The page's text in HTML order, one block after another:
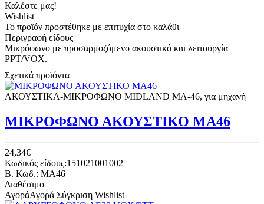
Καλέστε μας!
Wishlist
Το προϊόν προστέθηκε με επιτυχία στο καλάθι
Περιγραφή είδους
Μικρόφωνο με προσαρμοζόμενο ακουστικό και λειτουργία
PPT/VOX.
Σχετικά προϊόντα
ΑΚΟΥΣΤΙΚΑ-ΜΙΚΡΟΦΩΝΟ MIDLAND MA-46, για μηχανή
ΜΙΚΡΟΦΩΝΟ ΑΚΟΥΣΤΙΚΟ ΜΑ46
24,34€
Κωδικός είδους:151021001002
B. Κωδ.: MA46
Διαθέσιμο
ΑγοράΑγορά Σύγκριση Wishlist